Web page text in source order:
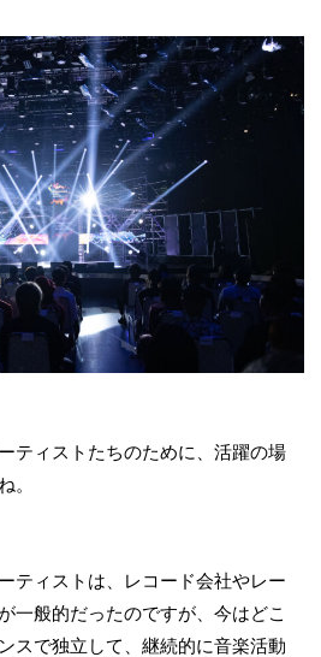
ティストたちのために、活躍の場
。
ティストは、レコード会社やレー
一般的だったのですが、今はどこ
スで独立して、継続的に音楽活動